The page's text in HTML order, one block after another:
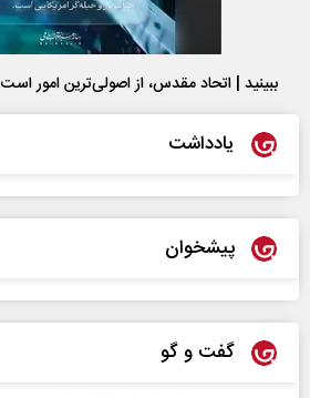
ببینید | اتحاد مقدس، از اصولی‌ترین امور است
یادداشت
پیشخوان
گفت و گو